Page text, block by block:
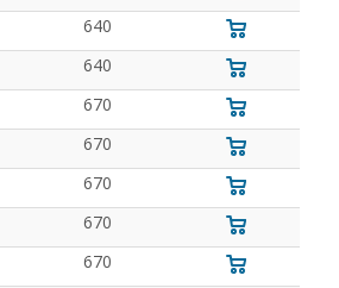
640
640
670
670
670
670
670